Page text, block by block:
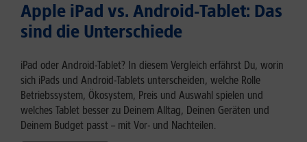
Apple iPad vs. Android-Tablet: Das
sind die Unterschiede
iPad oder Android-Tablet? In diesem Vergleich erfährst Du, worin
sich iPads und Android-Tablets unterscheiden, welche Rolle
Betriebssystem, Ökosystem, Preis und Auswahl spielen und
welches Tablet besser zu Deinem Alltag, Deinen Geräten und
Deinem Budget passt – mit Vor- und Nachteilen.